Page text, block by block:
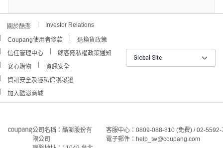
關於酷澎 Investor Relations
Coupang使用者條款
退換貨政策
信任管理中心
顧客隱私權政策通知
安心購物
資訊安全
資訊安全及隱私保護認證
加入酷澎商城
Global Site
公司名稱：酷澎股份有
限公司
客服中心：0809-088-810 (免費) / 02-
電子郵件：help_tw@coupang.com